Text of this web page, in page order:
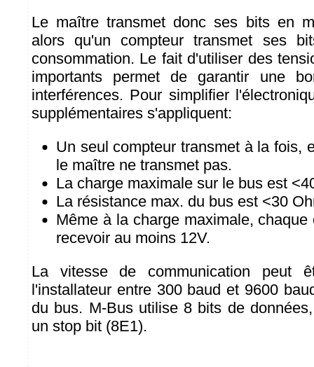
Le maître transmet donc ses bits en
alors qu'un compteur transmet ses
consommation. Le fait d'utiliser des
importants permet de garantir une
interférences. Pour simplifier
supplémentaires s'appliquent:
Un seul compteur transmet à la fois,
le maître ne transmet pas.
La charge maximale sur le bus est
La résistance max. du bus est <30
Même à la charge maximale,
recevoir au moins 12V.
La vitesse de communication peut
l'installateur entre 300 baud et 9600
du bus. M-Bus utilise 8 bits de
un stop bit (8E1).